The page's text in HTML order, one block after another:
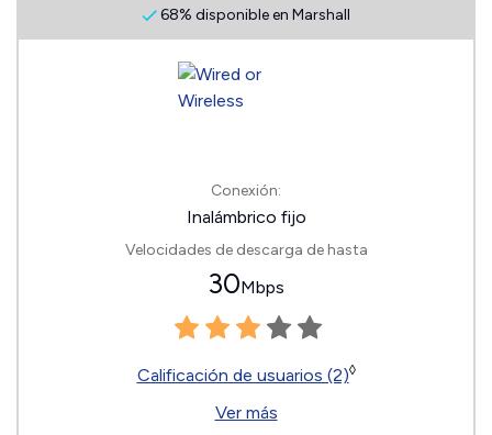
68% disponible en Marshall
Conexión:
Inalámbrico fijo
Velocidades de descarga de hasta
30Mbps
Calificación de usuarios (2)◊
Ver más